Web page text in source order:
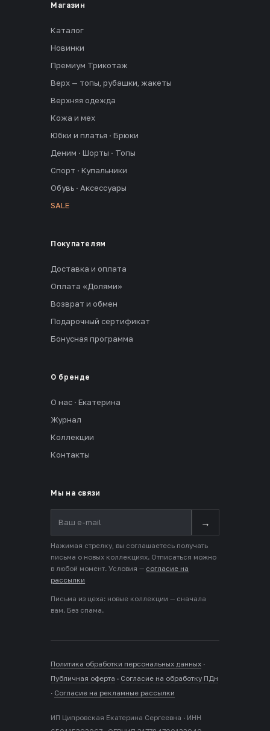
Магазин
Каталог
Новинки
Премиум Трикотаж
Верх — топы, рубашки, жакеты
Верхняя одежда
Кожа и мех
Юбки и платья · Брюки
Деним · Шорты · Топы
Спорт · Купальники
Обувь · Аксессуары
SALE
Покупателям
Доставка и оплата
Оплата «Долями»
Возврат и обмен
Подарочный сертификат
Бонусная программа
О бренде
О нас · Екатерина
Журнал
Коллекции
Контакты
Мы на связи
→
Нажимая стрелку, вы соглашаетесь получать
письма о новых коллекциях. Отписаться можно
в любой момент. Условия — согласие на
рассылки
Письма из цеха: новые коллекции — сначала
вам. Без спама.
Политика обработки персональных данных ·
Публичная оферта · Согласие на обработку ПДн
· Согласие на рекламные рассылки
ИП Ципровская Екатерина Сергеевна · ИНН